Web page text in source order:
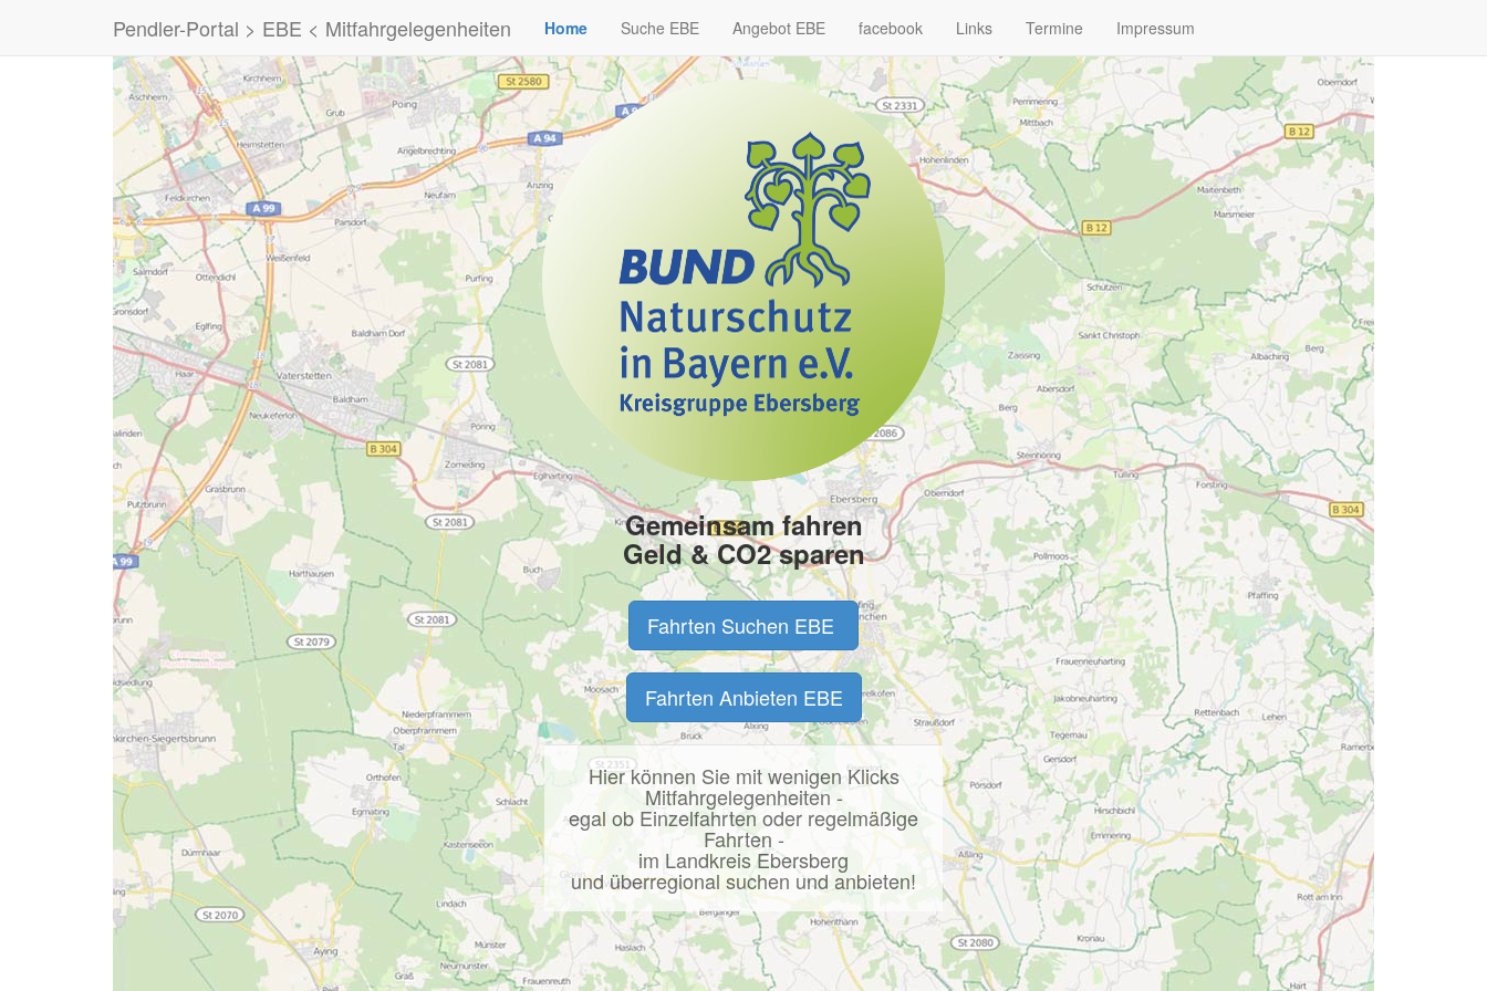
Pendler-Portal > EBE < Mitfahrgelegenheiten Home Suche EBE Angebot EBE facebook Links Termine Impressum
Gemeinsam fahren
Geld & CO2 sparen
Fahrten Suchen EBE
Fahrten Anbieten EBE
Hier können Sie mit wenigen Klicks
Mitfahrgelegenheiten -
egal ob Einzelfahrten oder regelmäßige
Fahrten -
im Landkreis Ebersberg
und überregional suchen und anbieten!